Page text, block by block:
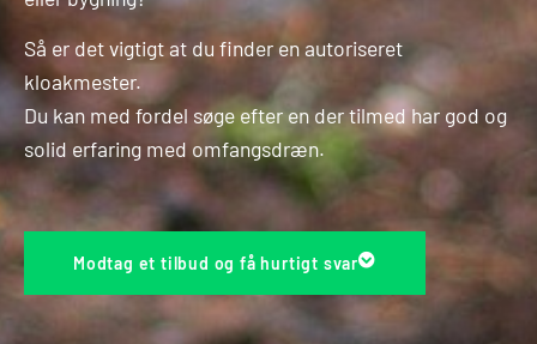
Så er det vigtigt at du finder en autoriseret
kloakmester.
Du kan med fordel søge efter en der tilmed har god og
solid erfaring med omfangsdræn.
Modtag et tilbud og få hurtigt svar